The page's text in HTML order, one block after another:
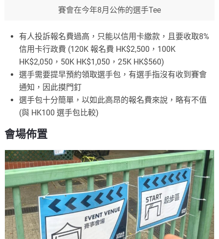
賽會在今年8月公佈的選手Tee
有人投訴報名費過高，只能以信用卡繳款，且要收取8%
信用卡行政費 (120K 報名費 HK$2,500，100K
HK$2,050，50K HK$1,050，25K HK$560)
選手需要提早預約領取選手包，有選手指沒有收到賽會
通知，因此摸門釘
選手包十分簡單，以如此高昂的報名費來說，略有不值
(與 HK100 選手包比較)
會場佈置